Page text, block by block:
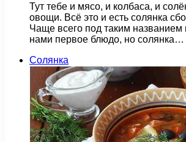
Тут тебе и мясо, и колбаса, и
овощи. Всё это и есть солянка
Чаще всего под таким названием
нами первое блюдо, но солянка…
Солянка